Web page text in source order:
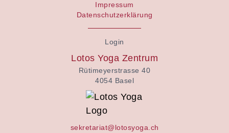
Impressum
Datenschutzerklärung
Login
Lotos Yoga Zentrum
Rütimeyerstrasse 40
4054 Basel
sekretariat@lotosyoga.ch